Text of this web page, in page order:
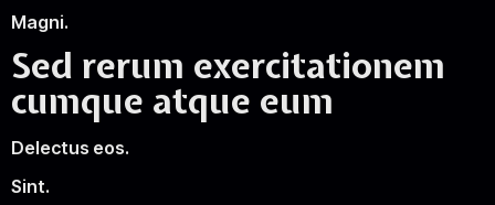
Magni.
Sed rerum exercitationem
cumque atque eum
Delectus eos.
Sint.